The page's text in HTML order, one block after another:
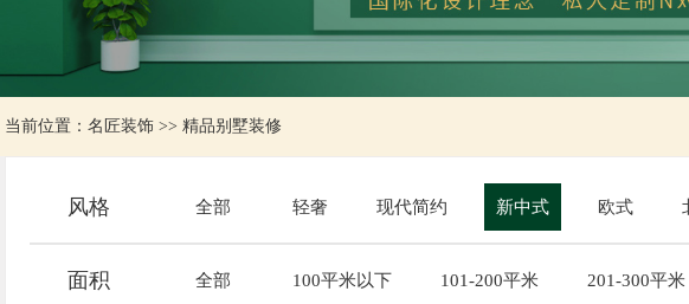
当前位置： 名匠装饰>> 精品别墅装修
风格 全部 轻奢 现代简约 新中式 欧式
面积 全部 100平米以下 101-200平米 201-300平米